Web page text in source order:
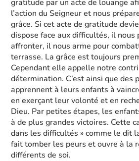
gratitude par un acte de louange
l’action du Seigneur et nous
grâce. Si cet acte de gratitude
dispose face aux difficultés, il nous
affronter, il nous arme pour
terrasse. La grâce est toujours
Cependant elle appelle notre
détermination. C’est ainsi que des
apprennent à leurs enfants à
en exerçant leur volonté et en
Dieu. Par petites étapes, les
à de plus grandes victoires. Cette
dans les difficultés » comme le dit
fait tomber les peurs et ouvre à la
différents de soi.